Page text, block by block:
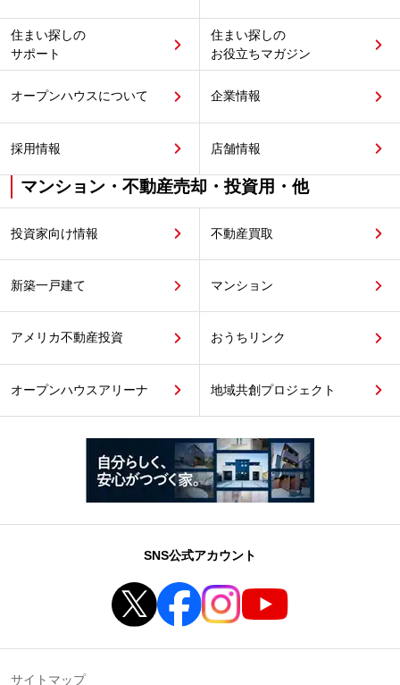
住まい探しの
サポート
住まい探しの
お役立ちマガジン
オープンハウスについて 企業情報
採用情報 店舗情報
マンション・不動産売却・投資用・他
投資家向け情報 不動産買取
新築一戸建て マンション
アメリカ不動産投資 おうちリンク
オープンハウスアリーナ 地域共創プロジェクト
SNS公式アカウント
サイトマップ